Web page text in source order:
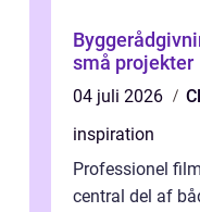
små projekter
04 juli 2026
inspiration
Professionel
central del af